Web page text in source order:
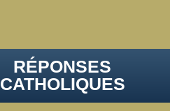
RÉPONSES
CATHOLIQUES